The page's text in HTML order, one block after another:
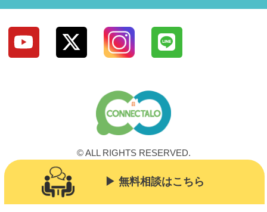
© ALL RIGHTS RESERVED.
▶︎ 無料相談はこちら